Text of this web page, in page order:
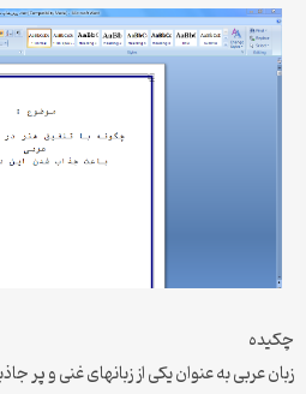
چکیده
زبان عربی به عنوان یكی از زبانهای غنی و پر